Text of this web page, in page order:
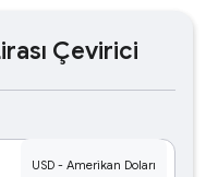
Çevirici